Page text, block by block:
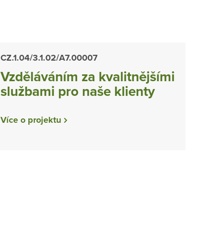
CZ.1.04/3.1.02/A7.00007
Vzděláváním za kvalitnějšími
službami pro naše klienty
Více o projektu